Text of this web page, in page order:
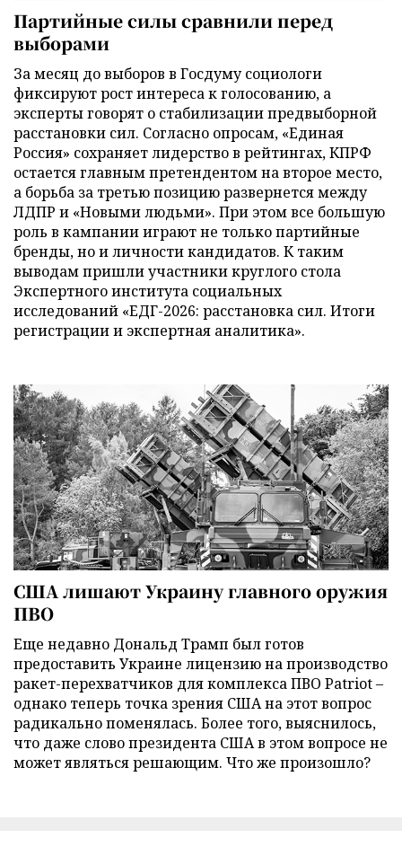
Партийные силы сравнили перед
выборами
За месяц до выборов в Госдуму социологи
фиксируют рост интереса к голосованию, а
эксперты говорят о стабилизации предвыборной
расстановки сил. Согласно опросам, «Единая
Россия» сохраняет лидерство в рейтингах, КПРФ
остается главным претендентом на второе место,
а борьба за третью позицию развернется между
ЛДПР и «Новыми людьми». При этом все большую
роль в кампании играют не только партийные
бренды, но и личности кандидатов. К таким
выводам пришли участники круглого стола
Экспертного института социальных
исследований «ЕДГ-2026: расстановка сил. Итоги
регистрации и экспертная аналитика».
США лишают Украину главного оружия
ПВО
Еще недавно Дональд Трамп был готов
предоставить Украине лицензию на производство
ракет-перехватчиков для комплекса ПВО Patriot –
однако теперь точка зрения США на этот вопрос
радикально поменялась. Более того, выяснилось,
что даже слово президента США в этом вопросе не
может являться решающим. Что же произошло?